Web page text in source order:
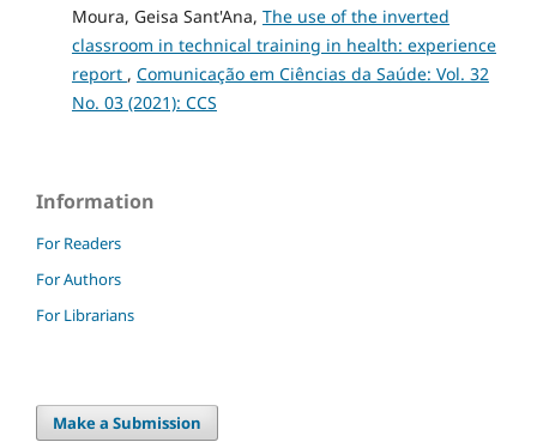
Moura, Geisa Sant'Ana, The use of the inverted
classroom in technical training in health: experience
report , Comunicação em Ciências da Saúde: Vol. 32
No. 03 (2021): CCS
Information
For Readers
For Authors
For Librarians
Make a Submission